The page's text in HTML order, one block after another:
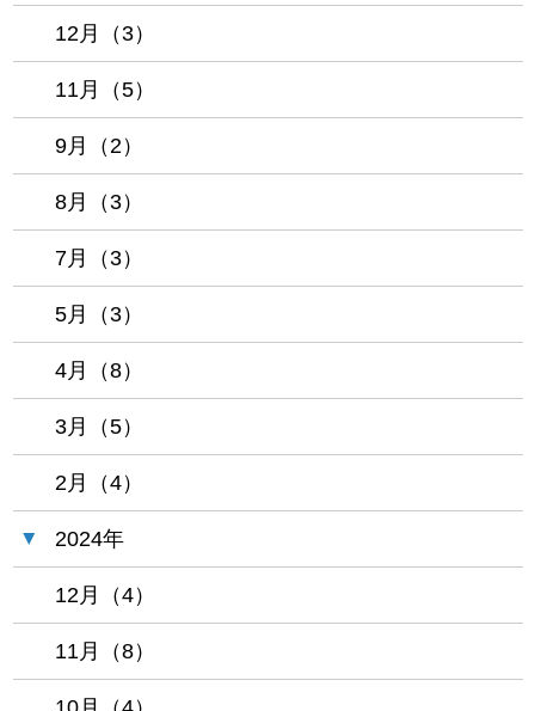
12月（3）
11月（5）
9月（2）
8月（3）
7月（3）
5月（3）
4月（8）
3月（5）
2月（4）
2024年
12月（4）
11月（8）